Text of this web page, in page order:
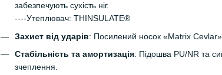
забезпечують сухість ніг.
----Утеплювач: THINSULATE®
Захист від ударів: Посилений носок «Matrix Cevlar»
Стабільність та амортизація: Підошва PU/NR та
зчеплення.